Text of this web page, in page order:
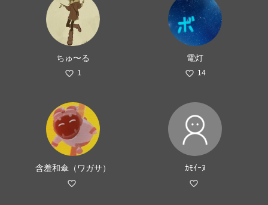
ちゅ〜る
1
電灯
14
含羞和傘（ワガサ） ｶﾓｲｰﾇ